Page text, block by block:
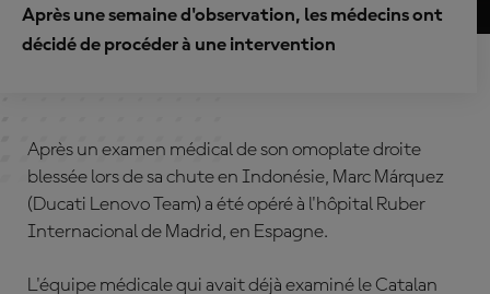
Après une semaine d'observation, les médecins ont
décidé de procéder à une intervention
Après un examen médical de son omoplate droite
blessée lors de sa chute en Indonésie, Marc Márquez
(Ducati Lenovo Team) a été opéré à l'hôpital Ruber
Internacional de Madrid, en Espagne.
L'équipe médicale qui avait déjà examiné le Catalan